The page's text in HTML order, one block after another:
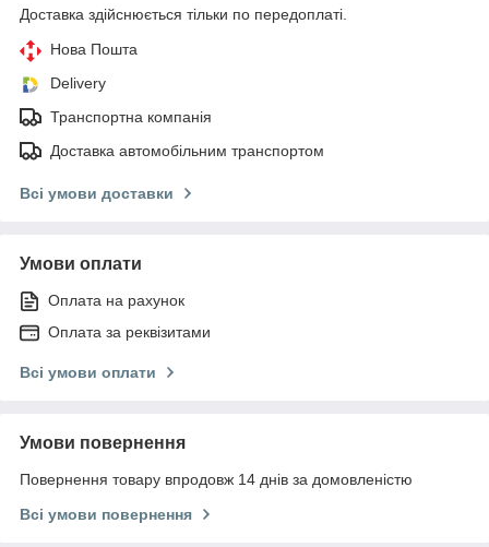
Доставка здійснюється тільки по передоплаті.
Нова Пошта
Delivery
Транспортна компанія
Доставка автомобільним транспортом
Всі умови доставки
Умови оплати
Оплата на рахунок
Оплата за реквізитами
Всі умови оплати
Умови повернення
Повернення товару впродовж 14 днів за домовленістю
Всі умови повернення